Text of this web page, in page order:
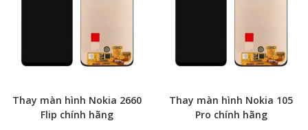
Thay màn hình Nokia 2660
Flip chính hãng
Thay màn hình Nokia 105
Pro chính hãng